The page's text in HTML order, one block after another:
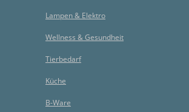
Lampen & Elektro
Wellness & Gesundheit
Tierbedarf
Küche
B-Ware